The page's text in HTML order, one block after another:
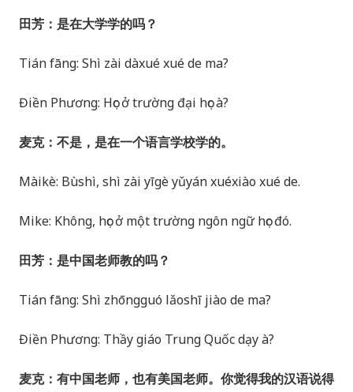
田芳：是在大学学的吗？
Tián fāng: Shì zài dàxué xué de ma?
Điền Phương: Học ở trường đại học à?
麦克：不是，是在一个语言学校学的。
Màikè: Bùshì, shì zài yīgè yǔyán xuéxiào xué de.
Mike: Không, học ở một trường ngôn ngữ học đó.
田芳：是中国老师教的吗？
Tián fāng: Shì zhōngguó lǎoshī jiào de ma?
Điền Phương: Thầy giáo Trung Quốc dạy à?
麦克：有中国老师，也有美国老师。你觉得我的汉语说得